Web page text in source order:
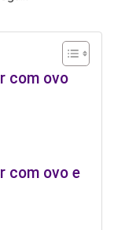
com ovo
com ovo e